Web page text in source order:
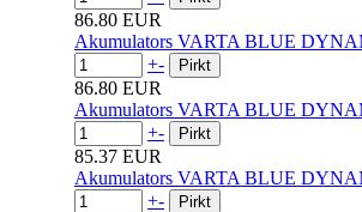
86.80 EUR
Akumulators VARTA BLUE
+-
86.80 EUR
Akumulators VARTA BLUE
+-
85.37 EUR
Akumulators VARTA BLUE
+-